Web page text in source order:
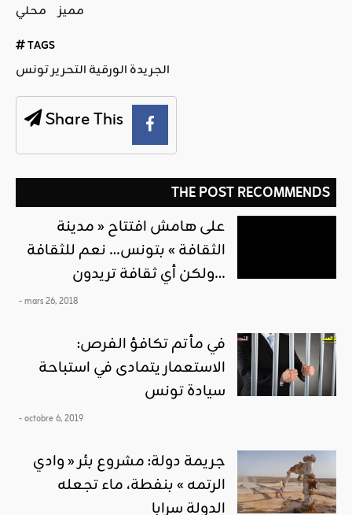
محلي مميز
TAGS
الجريدة الورقية التحرير تونس
Share This
THE POST RECOMMENDS
على هامش افتتاح « مدينة
الثقافة » بتونس… نعم للثقافة
ولكن أي ثقافة تريدون…
- mars 26, 2018
في مأتم تكافؤ الفرص:
الاستعمار يتمادى في استباحة
سيادة تونس
- octobre 6, 2019
جريمة دولة: مشروع بئر « وادي
الرتمه » بنفطة، ماء تجعله
الدولة سرابا